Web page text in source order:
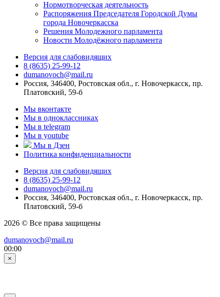
Нормотворческая деятельность
Распоряжения Председателя Городской Думы
города Новочеркасска
Решения Молодежного парламента
Новости Молодёжного парламента
Версия для слабовидящих
8 (8635) 25-99-12
dumanovoch@mail.ru
Россия, 346400, Ростовская обл., г. Новочеркасск, пр.
Платовский, 59-б
Мы вконтакте
Мы в одноклассниках
Мы в telegram
Мы в youtube
Мы в Дзен
Политика конфиденциальности
Версия для слабовидящих
8 (8635) 25-99-12
dumanovoch@mail.ru
Россия, 346400, Ростовская обл., г. Новочеркасск, пр.
Платовский, 59-б
2026 © Все права защищены
dumanovoch@mail.ru
00:00
×